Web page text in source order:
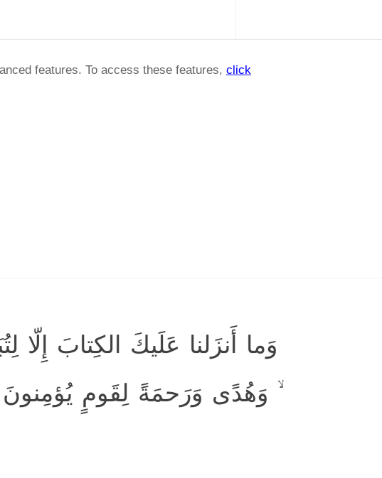
features. To access these features, click
وَما أَنزَلنا عَلَيكَ الكِتابَ إِلّا
ۙ وَهُدًى وَرَحمَةً لِقَومٍ يُؤمِنونَ